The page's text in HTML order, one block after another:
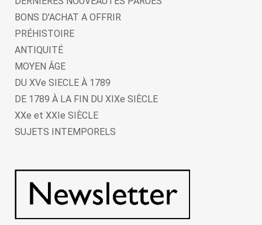
BONS D'ACHAT A OFFRIR
PRÉHISTOIRE
ANTIQUITÉ
MOYEN ÂGE
DU XVe SIECLE À 1789
DE 1789 À LA FIN DU XIXe SIÈCLE
XXe et XXIe SIÈCLE
SUJETS INTEMPORELS